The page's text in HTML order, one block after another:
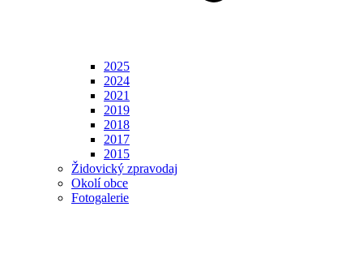
2025
2024
2021
2019
2018
2017
2015
Židovický zpravodaj
Okolí obce
Fotogalerie